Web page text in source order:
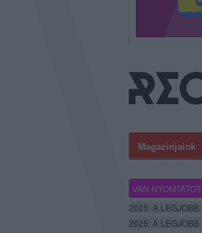
Magazinjaink
VAN
2025: A LEGJOBB
2025: A LEGJOBB